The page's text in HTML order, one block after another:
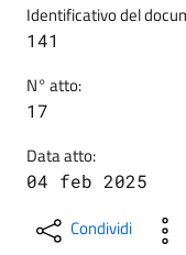
Identificativo del
141
N° atto:
17
Data atto:
04 feb 2025
Condividi